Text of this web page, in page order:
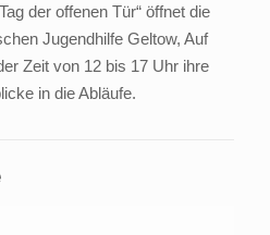
der offenen Tür“ öffnet die
Jugendhilfe Geltow, Auf
Zeit von 12 bis 17 Uhr ihre
in die Abläufe.